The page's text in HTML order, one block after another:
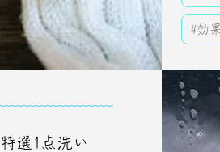
#効
特選1点洗い